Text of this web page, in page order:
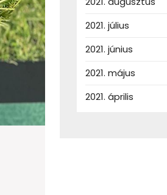
2021. július
2021. június
2021. május
2021. április